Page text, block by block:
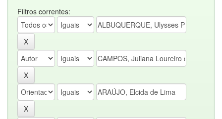
Filtros correntes: